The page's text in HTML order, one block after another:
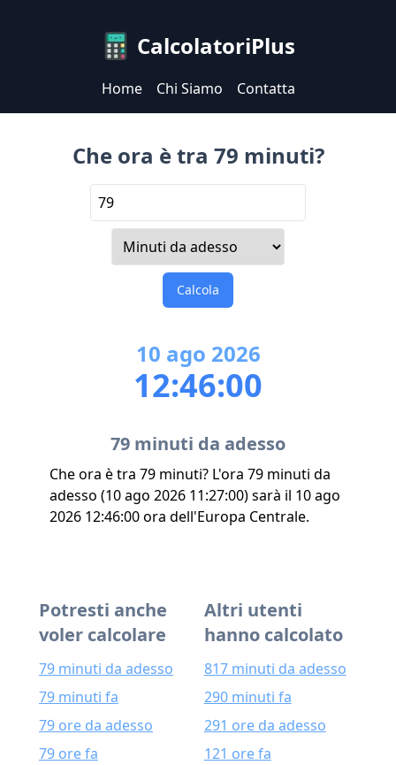
CalcolatoriPlus
Home Chi Siamo Contatta
Che ora è tra 79 minuti?
Calcola
10 ago 2026
12:46:00
79 minuti da adesso
Che ora è tra 79 minuti? L'ora 79 minuti da
adesso (10 ago 2026 11:27:00) sarà il 10 ago
2026 12:46:00 ora dell'Europa Centrale.
Potresti anche
voler calcolare
79 minuti da adesso
79 minuti fa
79 ore da adesso
79 ore fa
Altri utenti
hanno calcolato
817 minuti da adesso
290 minuti fa
291 ore da adesso
121 ore fa